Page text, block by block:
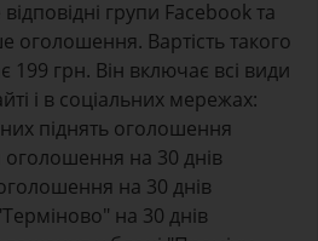
групи Facebook та
оголошення. Вартість такого
199 грн. Він включає всі види
і в соціальних мережах:
піднять оголошення
оголошення на 30 днів
на 30 днів
на 30 днів